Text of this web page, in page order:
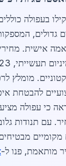
בעפולה
גדולים,
מומלץ
להבטחת
כי עפולה
עם תנודות
מקומיים
מותאמת, פנו ל-